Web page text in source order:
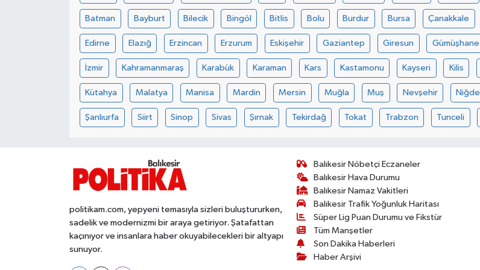
Batman Bayburt Bilecik Bingöl Bitlis Bolu Burdur Bursa Çanakkale
Edirne Elazığ Erzincan Erzurum Eskişehir Gaziantep Giresun Gümüşhane
İzmir Kahramanmaraş Karabük Karaman Kars Kastamonu Kayseri Kilis
Kütahya Malatya Manisa Mardin Mersin Muğla Muş Nevşehir Niğde
Şanlıurfa Siirt Sinop Sivas Şırnak Tekirdağ Tokat Trabzon Tunceli
politikam.com, yepyeni temasıyla sizleri buluştururken,
sadelik ve modernizmi bir araya getiriyor. Şatafattan
kaçınıyor ve insanlara haber okuyabilecekleri bir altyapı
sunuyor.
Balıkesir Nöbetçi Eczaneler
Balıkesir Hava Durumu
Balıkesir Namaz Vakitleri
Balıkesir Trafik Yoğunluk Haritası
Süper Lig Puan Durumu ve Fikstür
Tüm Manşetler
Son Dakika Haberleri
Haber Arşivi
KENT GÜNDEMİ
KÜLTÜR-SANAT
Manyas